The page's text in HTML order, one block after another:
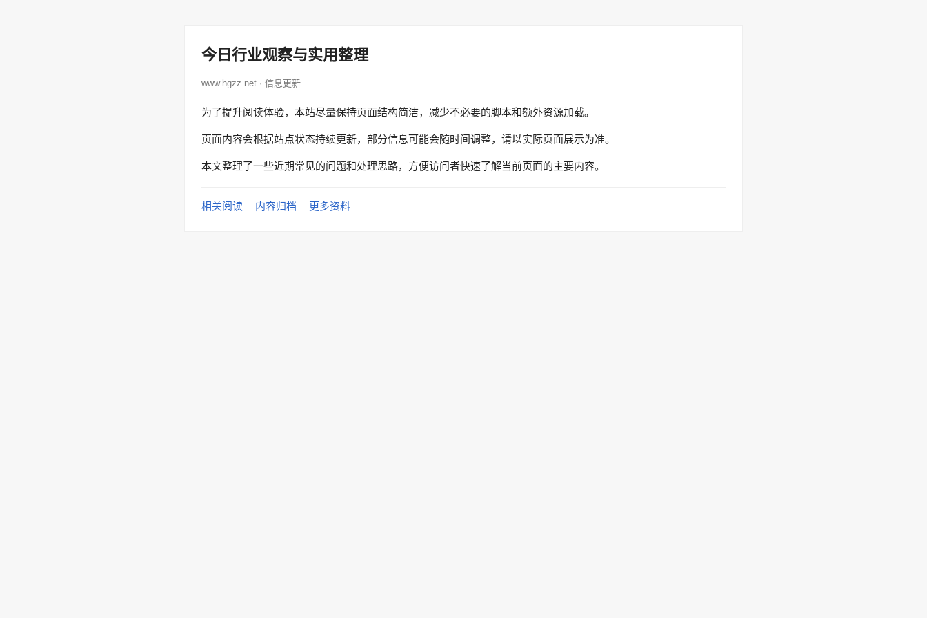
今日行业观察与实用整理
www.hgzz.net · 信息更新
为了提升阅读体验，本站尽量保持页面结构简洁，减少不必要的脚本和额外资源加载。
页面内容会根据站点状态持续更新，部分信息可能会随时间调整，请以实际页面展示为准。
本文整理了一些近期常见的问题和处理思路，方便访问者快速了解当前页面的主要内容。
相关阅读 内容归档 更多资料